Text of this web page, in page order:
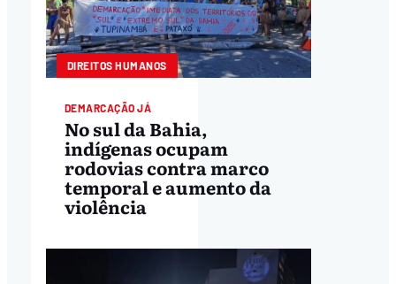
DIREITOS HUMANOS
DEMARCAÇÃO JÁ
No sul da Bahia,
indígenas ocupam
rodovias contra marco
temporal e aumento da
violência